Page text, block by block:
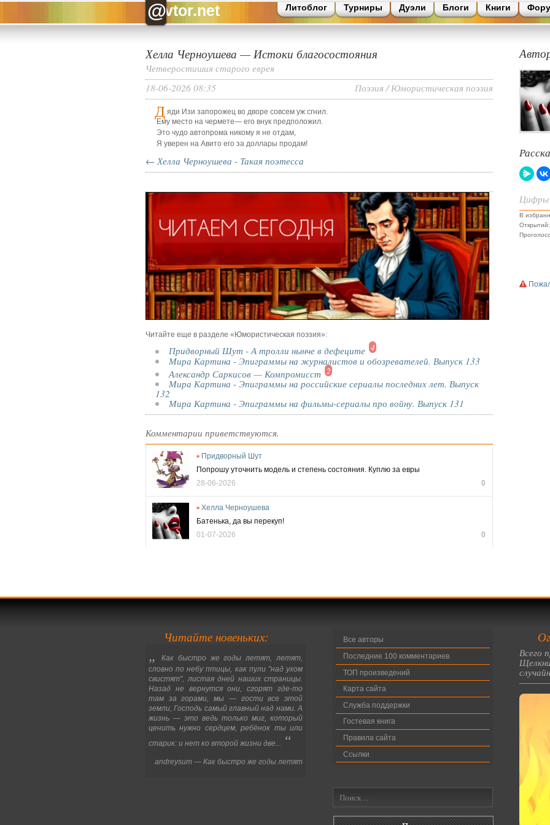
@vtor.net Литоблог Турниры Дуэли Блоги Книги
Хелла Черноушева — Истоки благосостояния
Четверостишия старого еврея
Поэзия /Юмористическая поэзия
18-06-2026 08:35
Д яди Изи запорожец во дворе совсем уж сгнил.
Ему место на чермете— его внук предположил.
Это чудо автопрома никому я не отдам,
Я уверен на Авито его за доллары продам!
← Хелла Черноушева - Такая поэтесса
Читайте еще в разделе «Юмористическая поэзия»:
Придворный Шут - А тролли нынче в дефеците 4
Мира Картина - Эпиграммы на журналистов и обозревателей. Выпуск 133
Александр Саркисов — Компромисст
2
Мира Картина - Эпиграммы на российские сериалы последних лет. Выпуск
132
Мира Картина - Эпиграммы на фильмы-сериалы про войну. Выпуск 131
Комментарии приветствуются.
Придворный Шут
Попрошу уточнить модель и степень состояния. Куплю за евры
0
28-06-2026
Хелла Черноушева
Батенька, да вы перекуп!
0
01-07-2026
Цифры
В
Читайте новеньких:
„
Как быстро же годы летят, летят,
словно по небу птицы, как пули "над ухом
свистят", листая дней наших страницы.
Назад не вернутся они, сгорят где-то
там за горами, мы — гости все этой
земли, Господь самый главный над нами. А
жизнь — это ведь только миг, который
ценить нужно сердцем, ребёнок ты или
старик: и нет ко второй жизни две...
“
andreysum — Как быстро же годы летят
Все авторы
Последние 100 комментариев
ТОП произведений
Карта сайта
Служба поддержки
Гостевая книга
Правила сайта
Ссылки
Всего